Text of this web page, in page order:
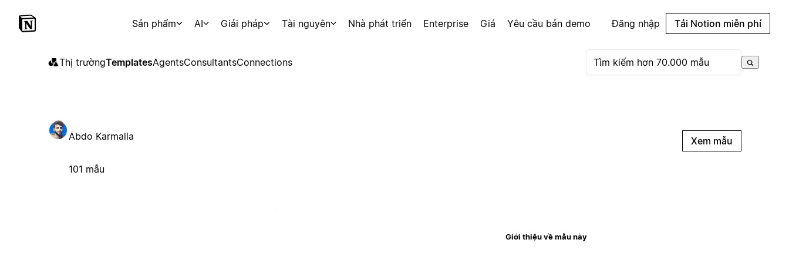
Sản phẩm AI Giải pháp Tài nguyên Nhà phát triển Enterprise Giá Yêu cầu bản demo Đăng nhập Tải Notion miễn phí
Thị trườngTemplatesAgentsConsultantsConnections
Abdo Karmalla
101 mẫu
Xem mẫu
Giới thiệu về mẫu này